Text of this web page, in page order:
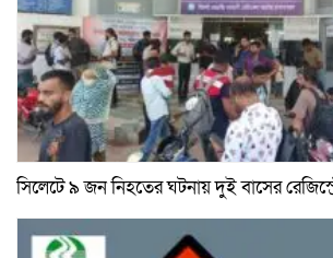
সিলেটে ৯ জন নিহতের ঘটনায় দুই বাসের